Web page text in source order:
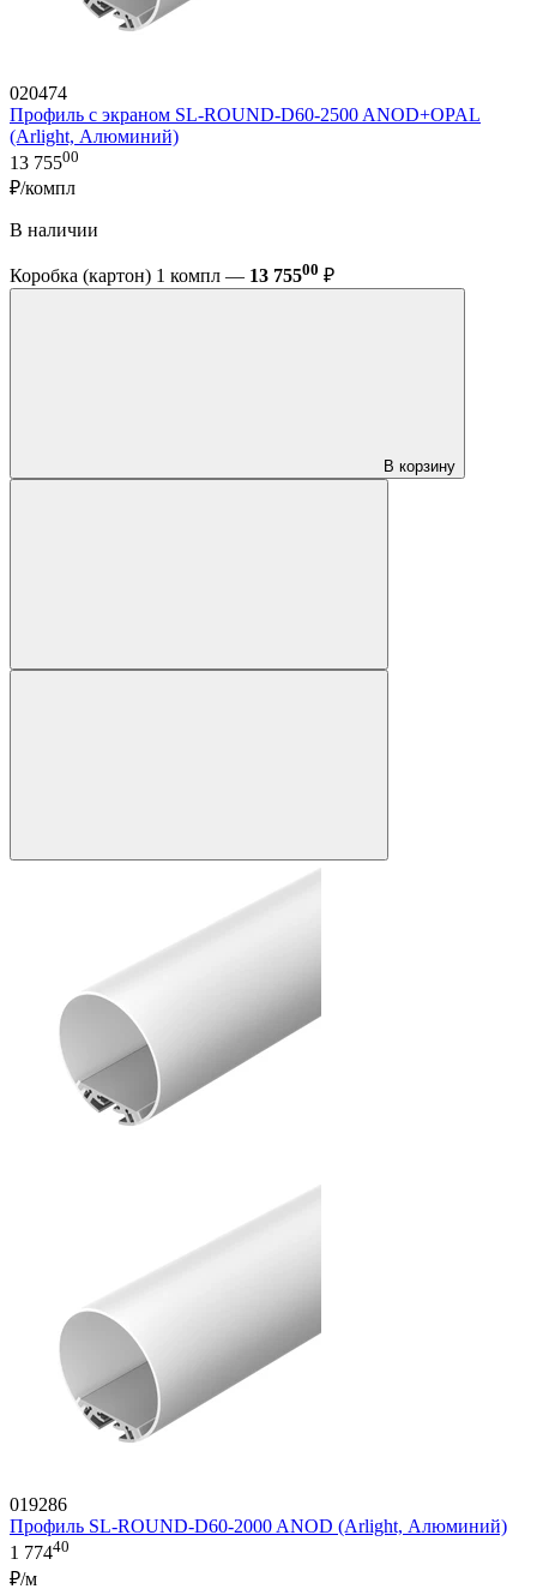
020474
Профиль с экраном SL-ROUND-D60-2500 ANOD+OPAL
(Arlight, Алюминий)
13 75500
₽/компл
В наличии
Коробка (картон) 1 компл — 13 75500 ₽
В корзину
019286
Профиль SL-ROUND-D60-2000 ANOD (Arlight, Алюминий)
1 77440
₽/м